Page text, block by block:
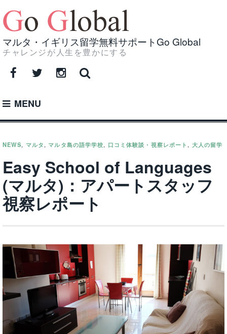
to
content
マルタ・イギリス留学無料サポートGo Global
チャレンジが人生を豊かにする
FacebookTwitterInstagram
MENU
NEWS, マルタ,マルタ島の語学学校, 口コミ体験談・視察レポート , 大人の留学
Easy School of Languages
(マルタ)：アパートスタッフ
視察レポート